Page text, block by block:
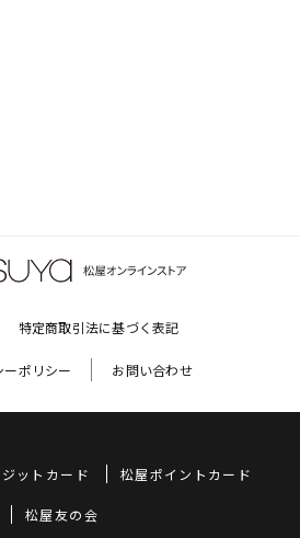
特定商取引法に基づく表記
ーポリシー お問い合わせ
ットカード 松屋ポイントカード
松屋友の会